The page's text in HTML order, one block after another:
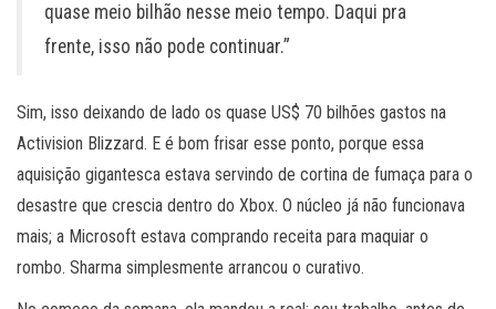
quase meio bilhão nesse meio tempo. Daqui pra
frente, isso não pode continuar.”
Sim, isso deixando de lado os quase US$ 70 bilhões gastos na
Activision Blizzard. E é bom frisar esse ponto, porque essa
aquisição gigantesca estava servindo de cortina de fumaça para o
desastre que crescia dentro do Xbox. O núcleo já não funcionava
mais; a Microsoft estava comprando receita para maquiar o
rombo. Sharma simplesmente arrancou o curativo.